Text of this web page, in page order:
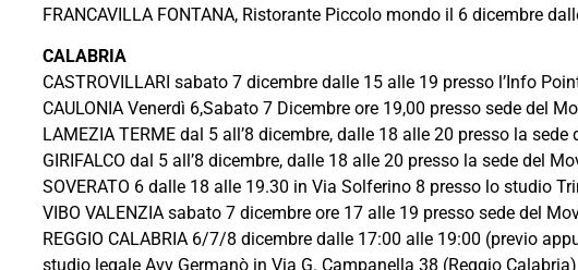
FRANCAVILLA FONTANA, Ristorante Piccolo mondo il 6 dicembre
CALABRIA
CASTROVILLARI sabato 7 dicembre dalle 15 alle 19 presso l’Info
CAULONIA Venerdì 6,Sabato 7 Dicembre ore 19,00 presso sede del
LAMEZIA TERME dal 5 all’8 dicembre, dalle 18 alle 20 presso la
GIRIFALCO dal 5 all’8 dicembre, dalle 18 alle 20 presso la sede del
SOVERATO 6 dalle 18 alle 19.30 in Via Solferino 8 presso lo studio
VIBO VALENZIA sabato 7 dicembre ore 17 alle 19 presso sede del
REGGIO CALABRIA 6/7/8 dicembre dalle 17:00 alle 19:00 (previo
studio legale Avv Germanò in Via G. Campanella 38 (Reggio Calabria)